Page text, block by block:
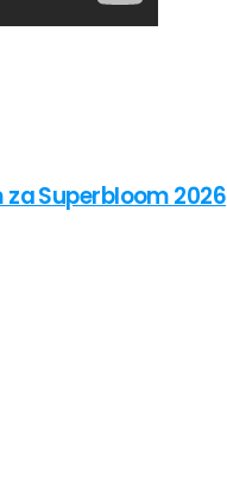
Superbloom 2026